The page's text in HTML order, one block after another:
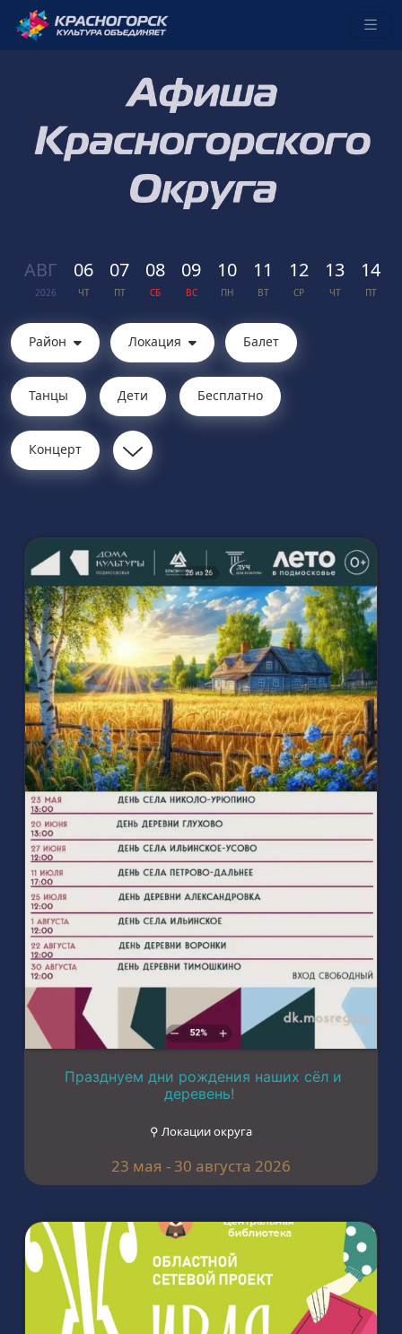
АВГ
2026
06
ЧТ
07
ПТ
08
СБ
09
ВС
10
ПН
11
ВТ
12
СР
13
ЧТ
14
ПТ
Район Локация Балет
Танцы Дети Бесплатно
Концерт
Празднуем дни рождения наших сёл и
деревень!
⚲ Локации округа
23 мая - 30 августа 2026